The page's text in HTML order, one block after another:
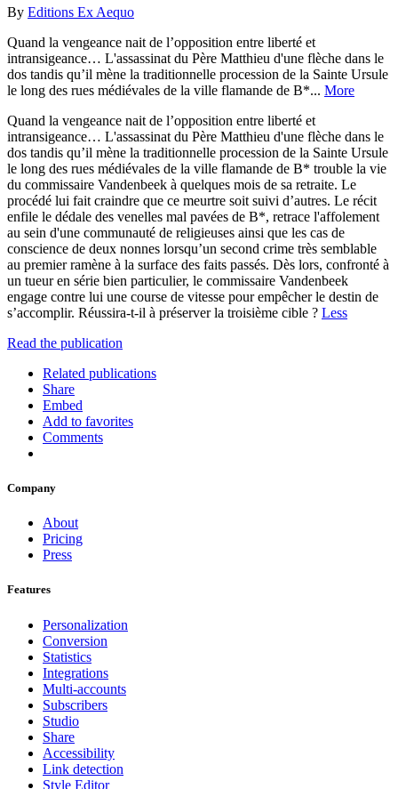
By Editions Ex Aequo
Quand la vengeance nait de l’opposition entre liberté et
intransigeance… L'assassinat du Père Matthieu d'une flèche dans le
dos tandis qu’il mène la traditionnelle procession de la Sainte Ursule
le long des rues médiévales de la ville flamande de B*... More
Quand la vengeance nait de l’opposition entre liberté et
intransigeance… L'assassinat du Père Matthieu d'une flèche dans le
dos tandis qu’il mène la traditionnelle procession de la Sainte Ursule
le long des rues médiévales de la ville flamande de B* trouble la vie
du commissaire Vandenbeek à quelques mois de sa retraite. Le
procédé lui fait craindre que ce meurtre soit suivi d’autres. Le récit
enfile le dédale des venelles mal pavées de B*, retrace l'affolement
au sein d'une communauté de religieuses ainsi que les cas de
conscience de deux nonnes lorsqu’un second crime très semblable
au premier ramène à la surface des faits passés. Dès lors, confronté à
un tueur en série bien particulier, le commissaire Vandenbeek
engage contre lui une course de vitesse pour empêcher le destin de
s’accomplir. Réussira-t-il à préserver la troisième cible ? Less
Read the publication
Related publications
Share
Embed
Add to favorites
Comments
Company
About
Pricing
Press
Features
Personalization
Conversion
Statistics
Integrations
Multi-accounts
Subscribers
Studio
Share
Accessibility
Link detection
Style Editor